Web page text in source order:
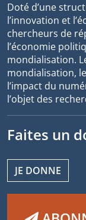
Doté d’une
l’innovation et
chercheurs de
l’économie
mondialisation.
mondialisation,
l’impact du
l’objet des
Faites un
JE DONNE